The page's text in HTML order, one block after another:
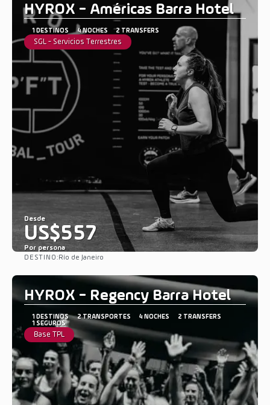
HYROX - Américas Barra Hotel
1 DESTINOS 4 NOCHES 2 TRANSFERS
SGL - Servicios Terrestres
Desde
US$557
Por persona
DESTINO:Río de Janeiro
HYROX - Regency Barra Hotel
1 DESTINOS 2 TRANSPORTES 4 NOCHES
2 TRANSFERS
1 SEGUROS
Base TPL